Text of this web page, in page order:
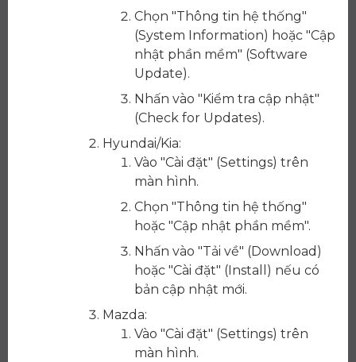
Chọn "Thông tin hệ thống"
(System Information) hoặc "Cập
nhật phần mềm" (Software
Update).
Nhấn vào "Kiểm tra cập nhật"
(Check for Updates).
Hyundai/Kia:
Vào "Cài đặt" (Settings) trên
màn hình.
Chọn "Thông tin hệ thống"
hoặc "Cập nhật phần mềm".
Nhấn vào "Tải về" (Download)
hoặc "Cài đặt" (Install) nếu có
bản cập nhật mới.
Mazda:
Vào "Cài đặt" (Settings) trên
màn hình.